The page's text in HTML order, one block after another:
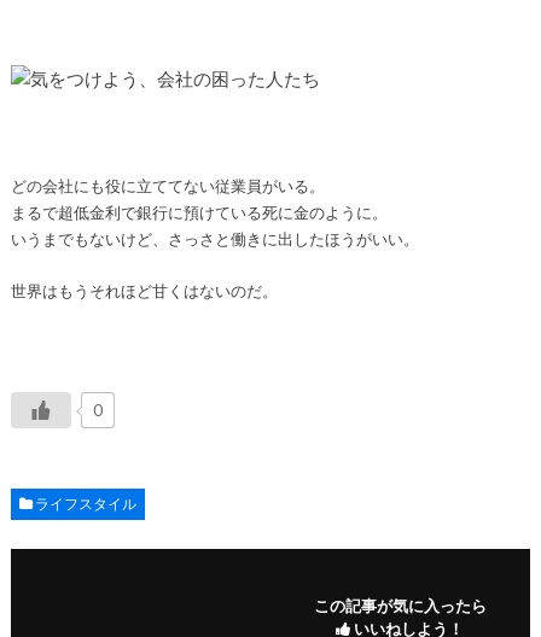
どの会社にも役に立ててない従業員がいる。
まるで超低金利で銀行に預けている死に金のように。
いうまでもないけど、さっさと働きに出したほうがいい。
世界はもうそれほど甘くはないのだ。
0
ライフスタイル
この記事が気に入ったら
いいねしよう！